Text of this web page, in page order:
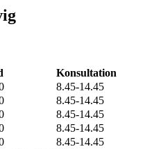
Konsultation
8.45-14.45
8.45-14.45
8.45-14.45
8.45-14.45
8.45-14.45